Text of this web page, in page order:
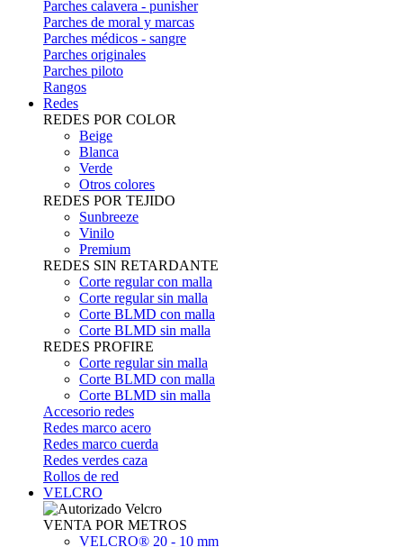
Parches calavera - punisher
Parches de moral y marcas
Parches médicos - sangre
Parches originales
Parches piloto
Rangos
Redes
REDES POR COLOR
Beige
Blanca
Verde
Otros colores
REDES POR TEJIDO
Sunbreeze
Vinilo
Premium
REDES SIN RETARDANTE
Corte regular con malla
Corte regular sin malla
Corte BLMD con malla
Corte BLMD sin malla
REDES PROFIRE
Corte regular sin malla
Corte BLMD con malla
Corte BLMD sin malla
Accesorio redes
Redes marco acero
Redes marco cuerda
Redes verdes caza
Rollos de red
VELCRO
VENTA POR METROS
VELCRO® 20 - 10 mm